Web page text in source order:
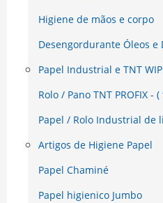
Higiene de mãos e corpo
Desengordurante Óleos e
Papel Industrial e TNT
Rolo / Pano TNT PROFIX -
Papel / Rolo Industrial de
Artigos de Higiene Papel
Papel Chaminé
Papel higienico Jumbo